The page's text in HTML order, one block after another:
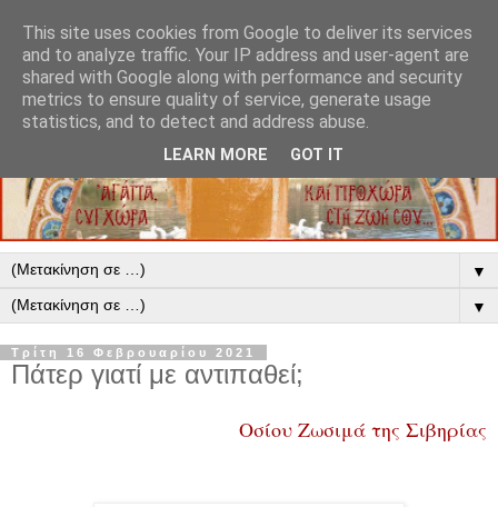
▼
▼
Τρίτη 16 Φεβρουαρίου 2021
Πάτερ γιατί με αντιπαθεί;
Οσίου Ζωσιμά της Σιβηρίας
This site uses cookies from Google to deliver its services
and to analyze traffic. Your IP address and user-agent are
shared with Google along with performance and security
metrics to ensure quality of service, generate usage
statistics, and to detect and address abuse.
LEARN MORE GOT IT